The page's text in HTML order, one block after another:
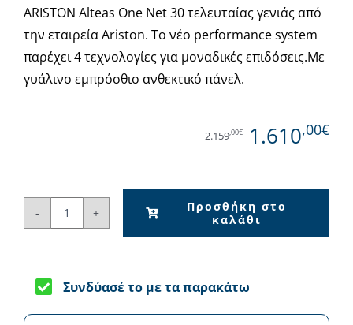
ARISTON Alteas One Net 30 τελευταίας γενιάς από
την εταιρεία Ariston. Το νέο performance system
παρέχει 4 τεχνολογίες για μοναδικές επιδόσεις.Με
γυάλινο εμπρόσθιο ανθεκτικό πάνελ.
1.610,00€
2.159,00€
ARISTON
Net
Προσθήκη στο
καλάθι
Συνδύασέ το με τα παρακάτω